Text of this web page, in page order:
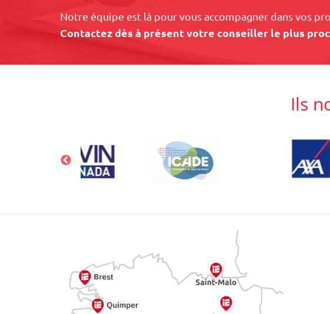
Notre équipe est là pour vous accompagner dans vos
Contactez dès à présent votre conseiller le plus
Ils